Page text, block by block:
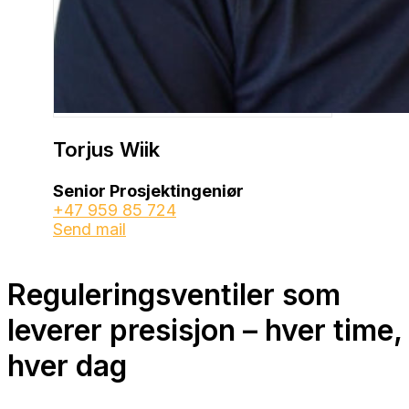
Torjus Wiik
Senior Prosjektingeniør
+47 959 85 724
Send mail
Reguleringsventiler som
leverer presisjon – hver time,
hver dag